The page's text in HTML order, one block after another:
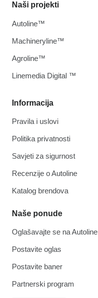
Informacija
Pravila i uslovi
Politika privatnosti
Savjeti za sigurnost
Recenzije o Autoline
Katalog brendova
Naše ponude
Oglašavajte se na Autoline
Postavite oglas
Postavite baner
Partnerski program
Naši projekti
Autoline™
Machineryline™
Agroline™
Linemedia Digital ™